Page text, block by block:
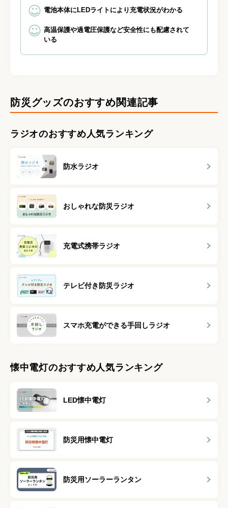
電池本体にLEDライトにより充電状況がわかる
高温保護や過電圧保護など安全性にも配慮されて
いる
防災グッズのおすすめ関連記事
ラジオのおすすめ人気ランキング
防水ラジオ
おしゃれな防災ラジオ
充電式携帯ラジオ
テレビ付き防災ラジオ
スマホ充電ができる手回しラジオ
懐中電灯のおすすめ人気ランキング
LED懐中電灯
防災用懐中電灯
防災用ソーラーランタン